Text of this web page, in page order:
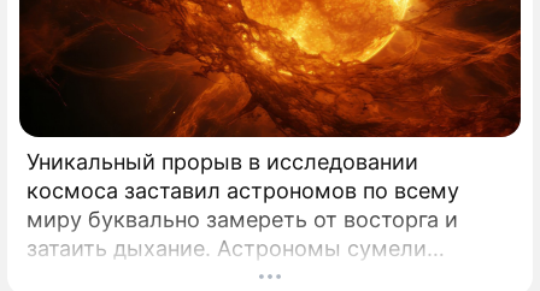
Уникальный прорыв в исследовании
космоса заставил астрономов по всему
миру буквально замереть от восторга и
затаить дыхание. Астрономы сумели
совершить невозможное и заглянуть в